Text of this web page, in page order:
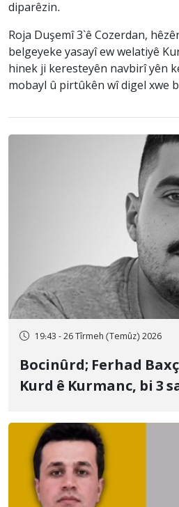
diparêzin.
Roja Duşemî 3`ê Cozerdan,
belgeyeke yasayî ew welatiyê
hinek ji keresteyên navbirî yên
mobayl û pirtûkên wî digel xwe
19:43 - 26 Tîrmeh (Temûz) 2026
Bocinûrd; Ferhad
Kurd ê Kurmanc, bi 3